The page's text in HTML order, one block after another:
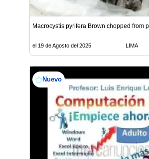
Macrocystis pyrifera Brown chopped from
el 19 de Agosto del 2025 LIMA
Nuevo